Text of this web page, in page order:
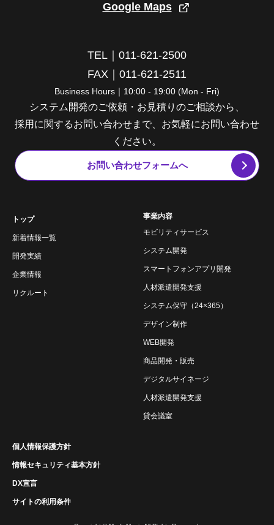
Google Maps
TEL｜011-621-2500
FAX｜011-621-2511
Business Hours｜10:00 - 19:00 (Mon - Fri)
システム開発のご依頼・お見積りのご相談から、
採用に関するお問い合わせまで、お気軽にお問い合わせ
ください。
お問い合わせフォームへ
トップ
新着情報一覧
開発実績
企業情報
リクルート
事業内容
モビリティサービス
システム開発
スマートフォンアプリ開発
人材派遣開発支援
システム保守（24×365）
デザイン制作
WEB開発
商品開発・販売
デジタルサイネージ
人材派遣開発支援
貸会議室
個人情報保護方針
情報セキュリティ基本方針
DX宣言
サイトの利用条件